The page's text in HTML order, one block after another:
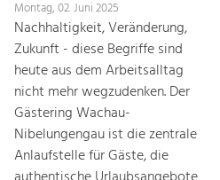
Montag, 02. Juni 2025
Nachhaltigkeit, Veränderung,
Zukunft - diese Begriffe sind
heute aus dem Arbeitsalltag
nicht mehr wegzudenken. Der
Gästering Wachau-
Nibelungengau ist die zentrale
Anlaufstelle für Gäste, die